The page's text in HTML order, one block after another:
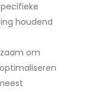
houdend
om